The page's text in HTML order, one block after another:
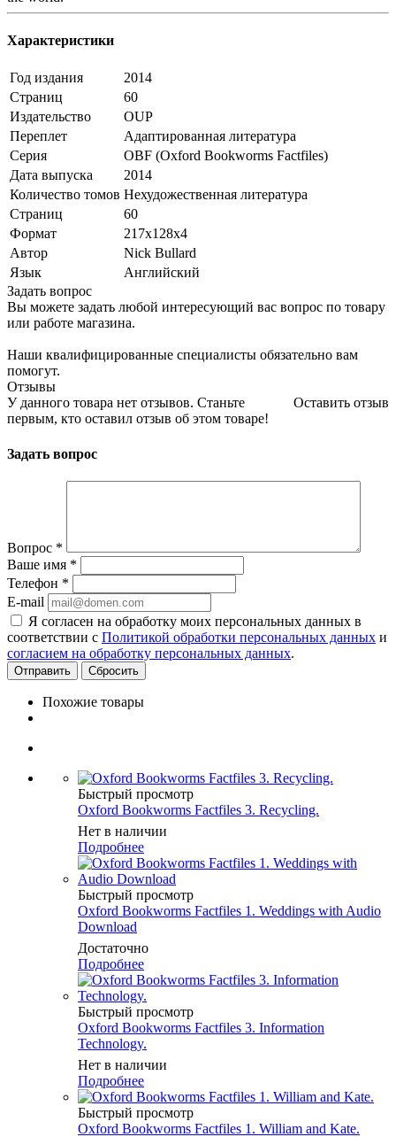
Характеристики
Год издания
2014
Страниц
60
Издательство
OUP
Переплет
Адаптированная литература
Серия
OBF (Oxford Bookworms Factfiles)
Дата выпуска
2014
Количество томов Нехудожественная литература
Страниц
60
Формат
217x128x4
Автор
Nick Bullard
Язык
Английский
Задать вопрос
Вы можете задать любой интересующий вас вопрос по товару
или работе магазина.
Наши квалифицированные специалисты обязательно вам
помогут.
Отзывы
Оставить отзыв
У данного товара нет отзывов. Станьте
первым, кто оставил отзыв об этом товаре!
Задать вопрос
Вопрос *
Ваше имя *
Телефон *
E-mail
Я согласен на обработку моих персональных данных в
соответствии с Политикой обработки персональных данных и
согласием на обработку персональных данных.
Сбросить
Похожие товары
Быстрый просмотр
Oxford Bookworms Factfiles 3. Recycling.
Нет в наличии
Подробнее
Быстрый просмотр
Oxford Bookworms Factfiles 1. Weddings with Audio
Download
Достаточно
Подробнее
Быстрый просмотр
Oxford Bookworms Factfiles 3. Information
Technology.
Нет в наличии
Подробнее
Быстрый просмотр
Oxford Bookworms Factfiles 1. William and Kate.